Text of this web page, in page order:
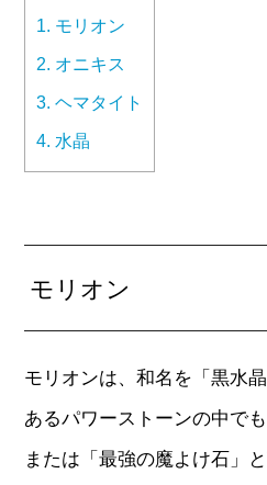
1. モリオン
2. オニキス
3. ヘマタイト
4. 水晶
モリオン
モリオンは、和名を「黒水
あるパワーストーンの中で
または「最強の魔よけ石」